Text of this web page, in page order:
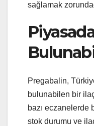
sağlamak
Pregabalin,
bulunabilen bir
bazı eczanelerde
stok durumu ve